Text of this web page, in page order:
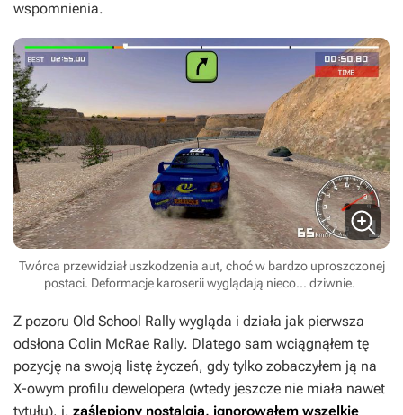
wspomnienia.
Twórca przewidział uszkodzenia aut, choć w bardzo uproszczonej
postaci. Deformacje karoserii wyglądają nieco... dziwnie.
Z pozoru Old School Rally wygląda i działa jak pierwsza
odsłona Colin McRae Rally. Dlatego sam wciągnąłem tę
pozycję na swoją listę życzeń, gdy tylko zobaczyłem ją na
X-owym profilu dewelopera (wtedy jeszcze nie miała nawet
tytułu), i, zaślepiony nostalgią, ignorowałem wszelkie